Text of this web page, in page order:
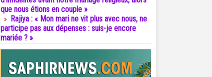
que nous étions en couple »
Rajiya : « Mon mari ne vit plus avec nous, ne
participe pas aux dépenses : suis-je encore
mariée ? »